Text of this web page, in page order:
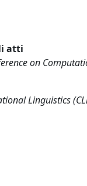
atti
on
Linguistics